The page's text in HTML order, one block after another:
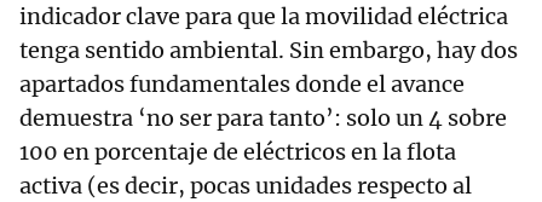
indicador clave para que la movilidad eléctrica
tenga sentido ambiental. Sin embargo, hay dos
apartados fundamentales donde el avance
demuestra ‘no ser para tanto’: solo un 4 sobre
100 en porcentaje de eléctricos en la flota
activa (es decir, pocas unidades respecto al